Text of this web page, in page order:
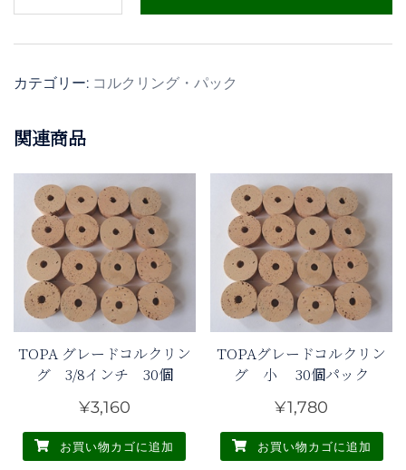
レ
ー
コ
ク
グ
り
54
パ
カテゴリー: コルクリング・パック
関連商品
TOPA グレードコルクリン
グ 3/8インチ 30個
¥3,160
お買い物カゴに追加
TOPAグレードコルクリン
グ 小 30個パック
¥1,780
お買い物カゴに追加